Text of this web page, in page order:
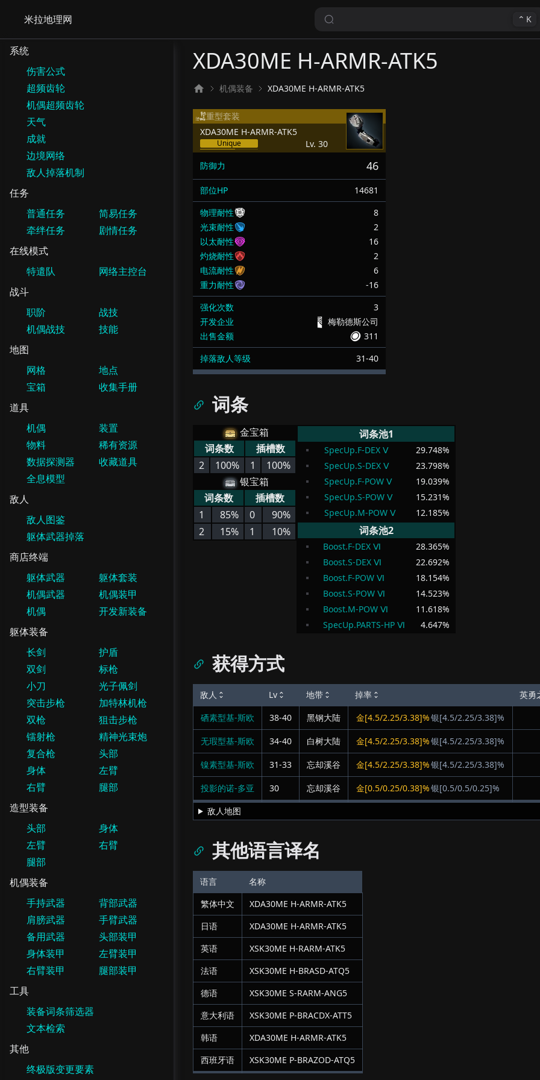
米拉地理网 ⌃ K
系统
伤害公式
超频齿轮
机偶超频齿轮
天气
成就
边境网络
敌人掉落机制
任务
普通任务
简易任务
牵绊任务
剧情任务
在线模式
特遣队
网络主控台
战斗
职阶
战技
机偶战技
技能
地图
网格
地点
宝箱
收集手册
道具
机偶
装置
物料
稀有资源
数据探测器
收藏道具
全息模型
敌人
敌人图鉴
躯体武器掉落
商店终端
躯体武器
躯体套装
机偶武器
机偶装甲
机偶
开发新装备
躯体装备
长剑
护盾
双剑
标枪
小刀
光子佩剑
突击步枪
加特林机枪
双枪
狙击步枪
镭射枪
精神光束炮
复合枪
头部
身体
左臂
右臂
腿部
造型装备
头部
身体
左臂
右臂
腿部
机偶装备
手持武器
背部武器
肩膀武器
手臂武器
备用武器
头部装甲
身体装甲
左臂装甲
右臂装甲
腿部装甲
工具
装备词条筛选器
文本检索
其他
终极版变更要素
XDA30ME H-ARMR-ATK5
机偶装备 XDA30ME H-ARMR-ATK5
重型套装
XDA30ME H-ARMR-ATK5
Lv. 30
Unique
防御力 46
部位HP
14681
物理耐性
8
光束耐性
2
以太耐性
16
灼烧耐性
2
电流耐性
6
重力耐性
-16
强化次数
3
开发企业
梅勒德斯公司
出售金额
311
掉落敌人等级
31-40
词条
金宝箱
词条数
插槽数
2
100% 1
100%
银宝箱
词条数
插槽数
1
85% 0
90%
2
15% 1 10%
词条池1
SpecUp.F-DEX Ⅴ 29.748%
SpecUp.S-DEX Ⅴ
23.798%
SpecUp.F-POW Ⅴ
19.039%
SpecUp.S-POW Ⅴ
15.231%
SpecUp.M-POW Ⅴ
12.185%
词条池2
Boost.F-DEX Ⅵ 28.365%
Boost.S-DEX Ⅵ
22.692%
Boost.F-POW Ⅵ
18.154%
Boost.S-POW Ⅵ
14.523%
Boost.M-POW Ⅵ
11.618%
SpecUp.PARTS-HP Ⅵ
4.647%
获得方式
敌人 Lv 地带 掉率
英勇
硒素型基-斯欧
38-40 黑钢大陆 金[4.5/2.25/3.38]%银[4.5/2.25/3.38]%
无瑕型基-斯欧 34-40 白树大陆 金[4.5/2.25/3.38]%银[4.5/2.25/3.38]%
镍素型基-斯欧 31-33 忘却溪谷 金[4.5/2.25/3.38]%银[4.5/2.25/3.38]%
投影的诺-多亚 30 忘却溪谷 金[0.5/0.25/0.38]%银[0.5/0.5/0.25]%
敌人地图
其他语言译名
语言
名称
繁体中文
XDA30ME H-ARMR-ATK5
日语
XDA30ME H-ARMR-ATK5
英语
XSK30ME H-RARM-ATK5
法语
XSK30ME H-BRASD-ATQ5
德语
XSK30ME S-RARM-ANG5
意大利语
XSK30ME P-BRACDX-ATT5
韩语
XDA30ME H-ARMR-ATK5
西班牙语
XSK30ME P-BRAZOD-ATQ5